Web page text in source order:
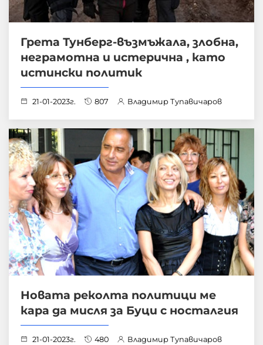
Грета Тунберг-възмъжала, злобна,
неграмотна и истерична , като
истински политик
21-01-2023г. 807 Владимир Тупавичаров
Новата реколта политици ме
кара да мисля за Буци с носталгия
21-01-2023г. 480 Владимир Тупавичаров